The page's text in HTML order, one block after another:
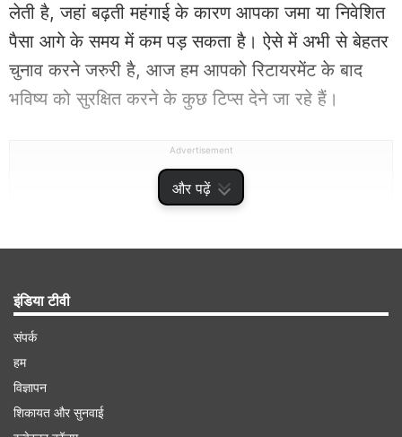
और पढ़ें
लेती है, जहां बढ़ती महंगाई के कारण आपका जमा या निवेशित
पैसा आगे के समय में कम पड़ सकता है। ऐसे में अभी से बेहतर
चुनाव करने जरुरी है, आज हम आपको रिटायरमेंट के बाद
भविष्य को सुरक्षित करने के कुछ टिप्स देने जा रहे हैं।
Advertisement
इस तरीके से अपने टारगेट को करें सेट
इंडिया टीवी
संपर्क
हम
विज्ञापन
शिकायत और सुनवाई